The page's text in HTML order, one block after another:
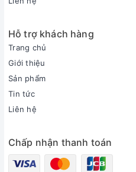
Thông tin sản phẩm
Loại máy:
Hỗ trợ khách hàng
Trang chủ
Giới thiệu
Sản phẩm
Tin tức
Liên hệ
Chấp nhận thanh toán